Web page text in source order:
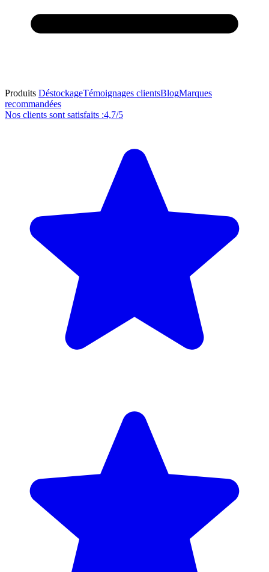
Produits DéstockageTémoignages clientsBlogMarques
recommandées
Nos clients sont satisfaits :4,7/5